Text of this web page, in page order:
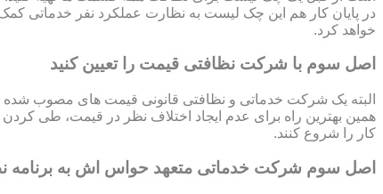
در پایان کار هم این چک لیست به نظارت عملکرد نفر خدماتی
خواهد کرد.
اصل سوم با شرکت نظافتی قیمت را تعیین کنید
البته یک شرکت خدماتی و نظافتی قانونی قیمت های مصوب شده
همین بهترین راه برای عدم ایجاد اختلاف نظر در قیمت، طی کردن
کار را شروع کنند.
اصل سوم شرکت خدماتی متعهد حواس اش به